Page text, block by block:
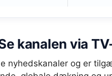
kanalen via
nyhedskanaler og er